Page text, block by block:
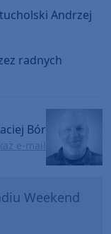
Andrzej
radnych
Bór
e-mail
Weekend